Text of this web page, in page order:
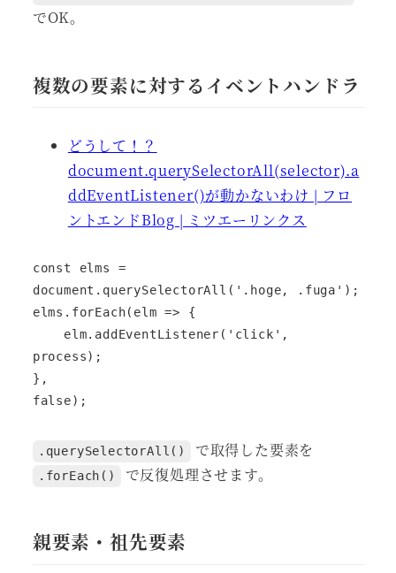
でOK。
複数の要素に対するイベントハンドラ
どうして！？
document.querySelectorAll(selector).a
ddEventListener()が動かないわけ | フロ
ントエンドBlog | ミツエーリンクス
const elms =
document.querySelectorAll('.hoge, .fuga');
elms.forEach(elm => {
process);
},
false);
.querySelectorAll() で取得した要素を
.forEach() で反復処理させます。
親要素・祖先要素